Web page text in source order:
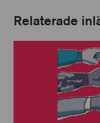
Relaterade